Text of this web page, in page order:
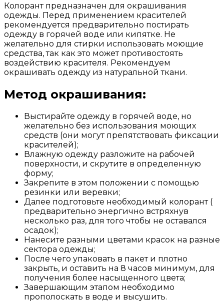
Колорант предназначен для окрашивания
одежды. Перед применением красителей
рекомендуется предварительно постирать
одежду в горячей воде или кипятке. Не
желательно для стирки использовать моющие
средства, так как это может противостоять
воздействию красителя. Рекомендуем
окрашивать одежду из натуральной ткани.
Метод окрашивания:
Выстирайте одежду в горячей воде, но
желательно без использования моющих
средств (они могут препятствовать фиксации
красителей);
Влажную одежду разложите на рабочей
поверхности, и скрутите в определенную
форму;
Закрепите в этом положении с помощью
резинки или веревки;
Далее подготовьте необходимый колорант (
предварительно энергично встряхнув
несколько раз, для того чтобы не оставался
осадок);
Нанесите разными цветами красок на разные
сектора одежды;
После чего упаковать в пакет и плотно
закрыть, и оставить на 8 часов минимум, для
получения более насыщенного цвета;
Завершающим этапом необходимо
прополоскать в воде и высушить.